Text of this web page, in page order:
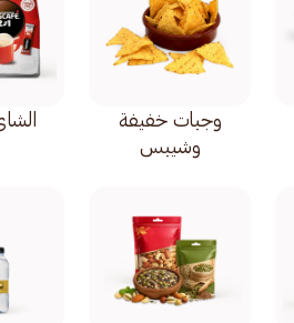
وجبات خفيفة
وشيبس